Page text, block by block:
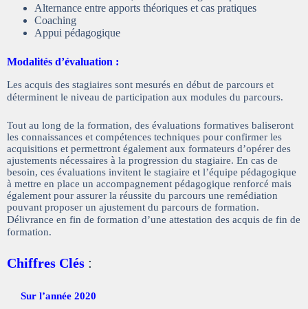
Alternance entre apports théoriques et cas pratiques
Coaching
Appui pédagogique
Modalités d’évaluation :
Les acquis des stagiaires sont mesurés en début de parcours et
déterminent le niveau de participation aux modules du parcours.
Tout au long de la formation, des évaluations formatives baliseront
les connaissances et compétences techniques pour confirmer les
acquisitions et permettront également aux formateurs d’opérer des
ajustements nécessaires à la progression du stagiaire. En cas de
besoin, ces évaluations invitent le stagiaire et l’équipe pédagogique
à mettre en place un accompagnement pédagogique renforcé mais
également pour assurer la réussite du parcours une remédiation
pouvant proposer un ajustement du parcours de formation.
Délivrance en fin de formation d’une attestation des acquis de fin de
formation.
Chiffres Clés :
Sur l’année 2020